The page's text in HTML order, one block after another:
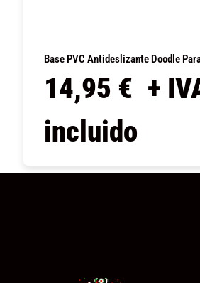
Base PVC Antideslizante Doodle
14,95 € +
incluido